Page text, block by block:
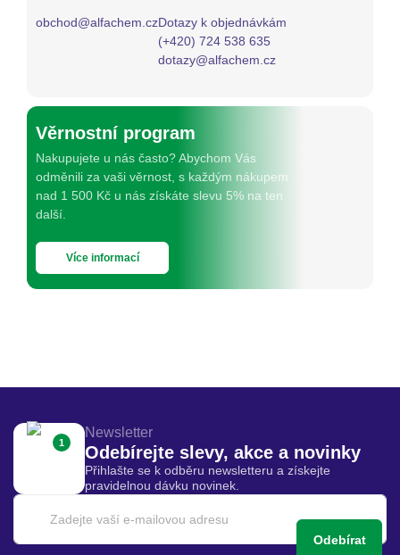
obchod@alfachem.czDotazy k objednávkám
(+420) 724 538 635
dotazy@alfachem.cz
Věrnostní program
Nakupujete u nás často? Abychom Vás
odměnili za vaši věrnost, s každým nákupem
nad 1 500 Kč u nás získáte slevu 5% na ten
další.
Více informací
1
Newsletter
Odebírejte slevy, akce a novinky
Přihlašte se k odběru newsletteru a získejte
pravidelnou dávku novinek.
Odebírat